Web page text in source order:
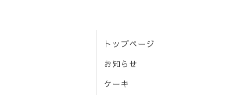
トップページ
お知らせ
ケーキ